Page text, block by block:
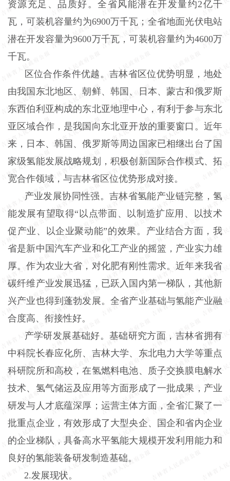
资源充足、品质好。全省风能潜在开发量约2亿千
瓦，可装机容量约为6900万千瓦；全省地面光伏电站
潜在开发容量为9600万千瓦，可装机容量约为4600万
千瓦。
区位合作条件优越。吉林省区位优势明显，地处
由我国东北地区、朝鲜、韩国、日本、蒙古和俄罗斯
东西伯利亚构成的东北亚地理中心，有利于参与东北
亚区域合作，是我国向东北亚开放的重要窗口。近年
来，日本、韩国、俄罗斯等周边国家已相继出台了国
家级氢能发展战略规划，积极创新国际合作模式、拓
宽合作领域，与吉林省区位优势形成对接。
产业发展协同性强。吉林省氢能产业链完整，氢
能发展有望取得“以点带面、以制造扩应用、以技术
促产业、以企业聚动能”的效果。产业结合方面，我
省是新中国汽车产业和化工产业的摇篮，产业实力雄
厚。作为农业大省，对化肥有刚性需求。近年来我省
碳纤维产业发展迅猛，已跃入国内第一梯队，其他新
兴产业也得到蓬勃发展。全省产业基础与氢能产业融
合度高、衔接性好。
产学研发展基础好。基础研究方面，吉林省拥有
中科院长春应化所、吉林大学、东北电力大学等重点
科研院所和高校，在氢燃料电池、质子交换膜电解水
技术、氢气储运及应用等方面形成了一批成果，产业
研发与人才底蕴深厚；运营主体方面，全省汇聚了一
批重点企业，有效形成了大型央企、国企和省内企业
的企业梯队，具备高水平氢能大规模开发利用能力和
良好的氢能装备研发制造基础。
2.发展现状。